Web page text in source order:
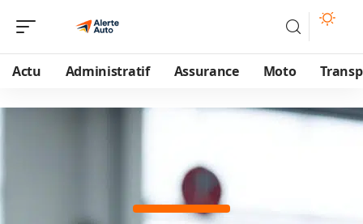
Actu Administratif Assurance Moto